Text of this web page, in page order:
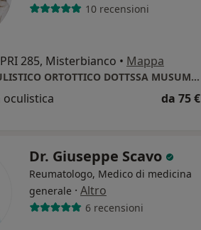
10 recensioni
285, Misterbianco • Mappa
CENTRO OCULISTICO ORTOTTICO DOTTSSA MUSUMECI
oculistica da 75 €
Dr. Giuseppe Scavo
Reumatologo, Medico di medicina
generale · Altro
6 recensioni